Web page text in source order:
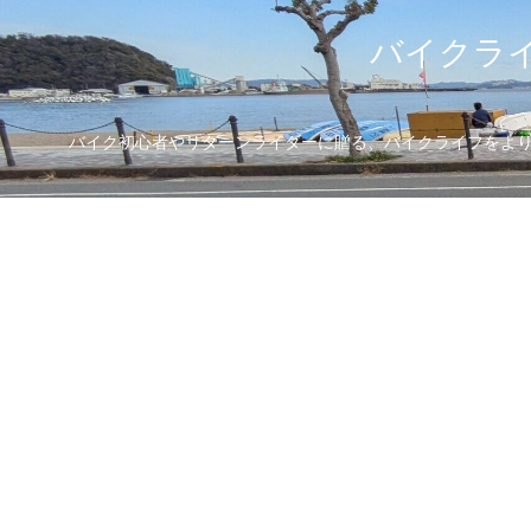
バイクラ
バイク初心者やリターンライダーに贈る、バイクライフをよ